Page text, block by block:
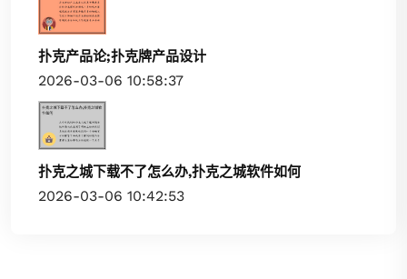
扑克产品论;扑克牌产品设计
2026-03-06 10:58:37
扑克之城下载不了怎么办,扑克之城软件如何
2026-03-06 10:42:53